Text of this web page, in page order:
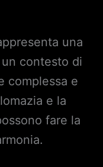
una
contesto di
complessa e
e la
fare la